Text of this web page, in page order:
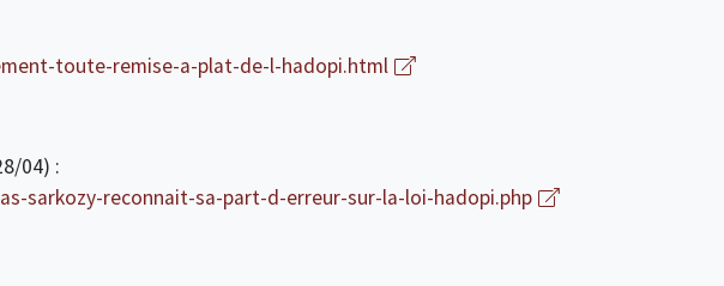
toute-remise-a-plat-de-l-hadopi.html
04) :
sarkozy-reconnait-sa-part-d-erreur-sur-la-loi-hadopi.php